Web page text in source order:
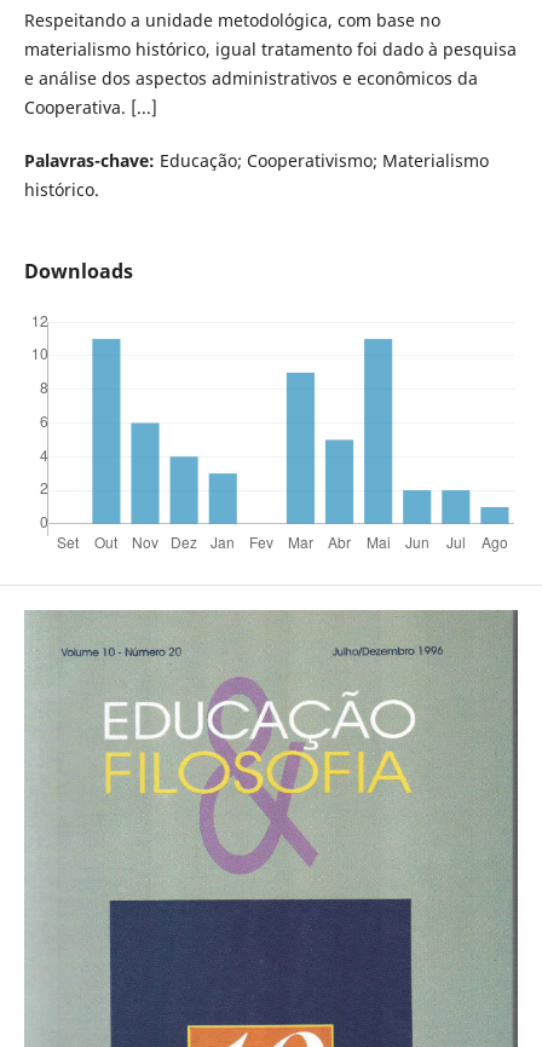
Respeitando a unidade metodológica, com base no
materialismo histórico, igual tratamento foi dado à pesquisa
e análise dos aspectos administrativos e econômicos da
Cooperativa. [...]
Palavras-chave: Educação; Cooperativismo; Materialismo
histórico.
Downloads